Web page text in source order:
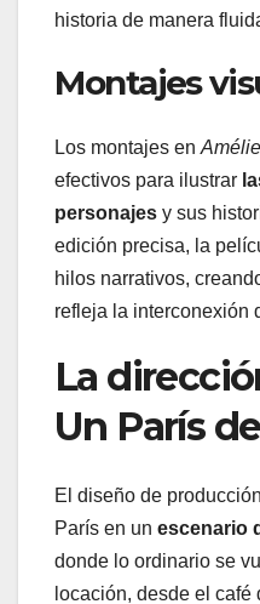
historia de manera
Montajes
Los montajes en Amélie
efectivos para ilustrar
personajes y sus
edición precisa, la
hilos narrativos,
refleja la interconexión
La
Un París
El diseño de
París en un escenario
donde lo ordinario se
locación, desde el